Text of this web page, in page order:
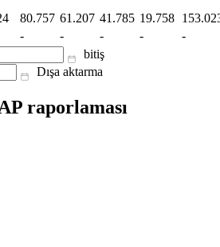
80.757 61.207 41.785 19.758
- - - -
-
bitiş
Dışa aktarma
raporlaması